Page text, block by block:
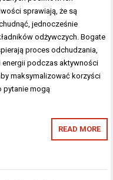
sprawiają, że są
jednocześnie
odżywczych. Bogate
proces odchudzania,
energii podczas aktywności
maksymalizować korzyści
pytanie mogą
READ MORE